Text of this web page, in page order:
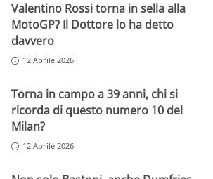
Valentino Rossi torna in sella alla
MotoGP? Il Dottore lo ha detto
davvero
12 Aprile 2026
Torna in campo a 39 anni, chi si
ricorda di questo numero 10 del
Milan?
12 Aprile 2026